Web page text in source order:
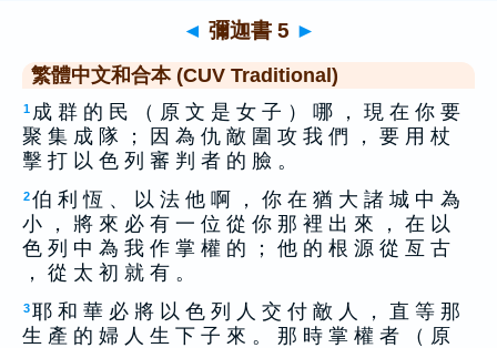
◄ 彌迦書 5 ►
繁體中文和合本 (CUV Traditional)
1 成 群 的 民 （ 原 文 是 女 子 ） 哪 ， 現 在 你 要
聚 集 成 隊 ； 因 為 仇 敵 圍 攻 我 們 ， 要 用 杖
擊 打 以 色 列 審 判 者 的 臉 。
2伯 利 恆 、 以 法 他 啊 ， 你 在 猶 大 諸 城 中 為
小 ， 將 來 必 有 一 位 從 你 那 裡 出 來 ， 在 以
色 列 中 為 我 作 掌 權 的 ； 他 的 根 源 從 亙 古
， 從 太 初 就 有 。
3耶 和 華 必 將 以 色 列 人 交 付 敵 人 ， 直 等 那
生 產 的 婦 人 生 下 子 來 。 那 時 掌 權 者 （ 原